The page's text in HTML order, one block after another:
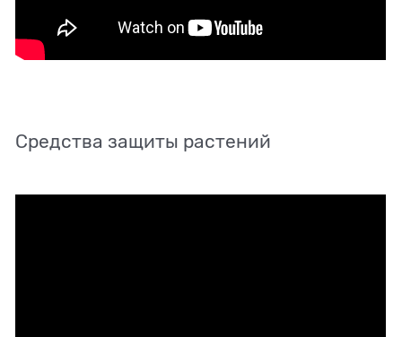
Средства защиты растений